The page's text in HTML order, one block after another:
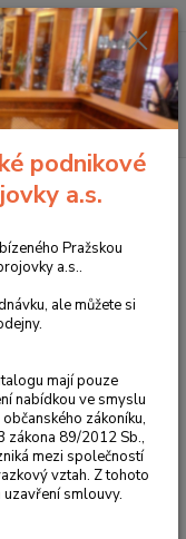
Menu
Hledat
Pro pistole
82/83
podnikové
a.s.
Pražskou
a.s..
ale můžete si
mají pouze
nabídkou ve smyslu
zákoníku,
zákona 89/2012 Sb.,
mezi společností
vztah. Z tohoto
smlouvy.